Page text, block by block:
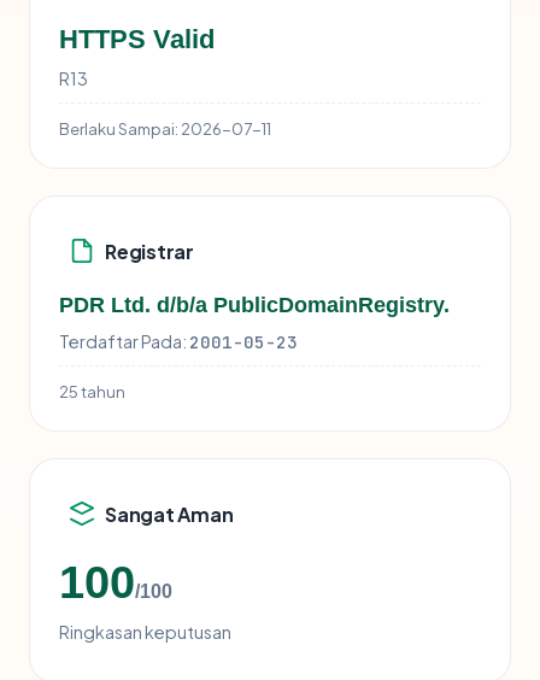
HTTPS Valid
R13
Berlaku Sampai: 2026-07-11
Registrar
PDR Ltd. d/b/a PublicDomainRegistry.
Terdaftar Pada: 2001-05-23
25 tahun
Sangat Aman
100/100
Ringkasan keputusan